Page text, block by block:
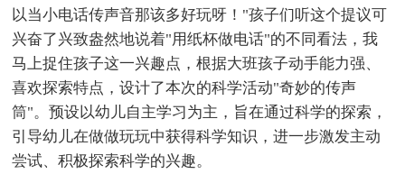
以当小电话传声音那该多好玩呀！"孩子们听这个提议可
兴奋了兴致盎然地说着"用纸杯做电话"的不同看法，我
马上捉住孩子这一兴趣点，根据大班孩子动手能力强、
喜欢探索特点，设计了本次的科学活动"奇妙的传声
筒"。预设以幼儿自主学习为主，旨在通过科学的探索，
引导幼儿在做做玩玩中获得科学知识，进一步激发主动
尝试、积极探索科学的兴趣。